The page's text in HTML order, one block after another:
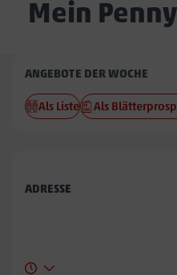
Mein
Penny
Fredenberg
ANGEBOTE DER WOCHE
Als Liste Als
ADRESSE